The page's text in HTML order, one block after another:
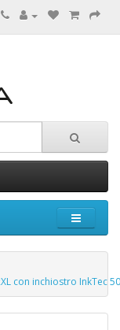
con inchiostro InkTec